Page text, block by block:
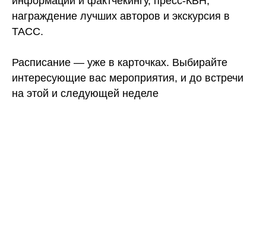
награждение лучших авторов и экскурсия в
ТАСС.
Расписание — уже в карточках. Выбирайте
интересующие вас мероприятия, и до встречи
на этой и следующей неделе